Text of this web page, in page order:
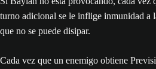
turno adicional se le inflige inmunidad a
que no se puede disipar.
Cada vez que un enemigo obtiene